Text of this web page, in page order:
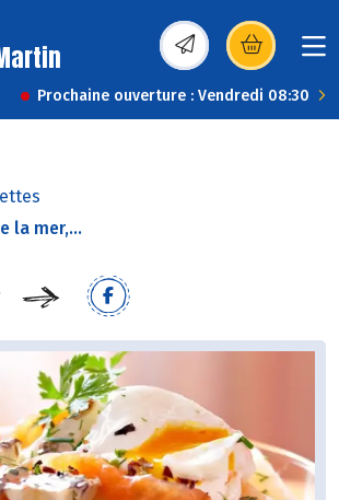
(s’ouvre dans une
Prochaine ouverture : Vendredi 08:30
la mer,...